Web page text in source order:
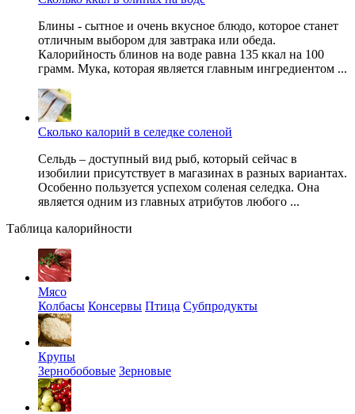
Блины - сытное и очень вкусное блюдо, которое станет
отличным выбором для завтрака или обеда.
Калорийность блинов на воде равна 135 ккал на 100
грамм. Мука, которая является главным ингредиентом ...
Сколько калорий в селедке соленой
Сельдь – доступный вид рыб, который сейчас в
изобилии присутствует в магазинах в разных вариантах.
Особенно пользуется успехом соленая селедка. Она
является одним из главных атрибутов любого ...
Таблица калорийности
Мясо
Колбасы Консервы Птица Субпродукты
Крупы
Зернобобовые Зерновые